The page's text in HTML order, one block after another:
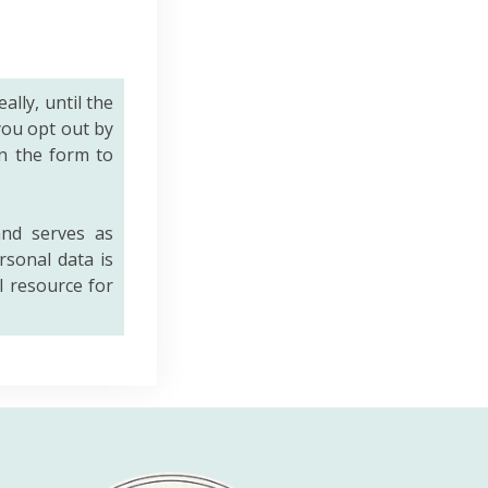
until the
opt out by
the form to
serves as
data is
resource for